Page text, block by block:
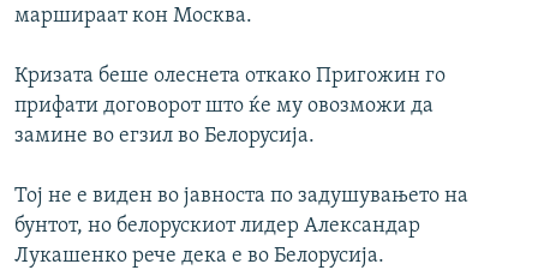
маршираат кон Москва.
Кризата беше олеснета откако Пригожин го
прифати договорот што ќе му овозможи да
замине во егзил во Белорусија.
Тој не е виден во јавноста по задушувањето на
бунтот, но белорускиот лидер Александар
Лукашенко рече дека е во Белорусија.